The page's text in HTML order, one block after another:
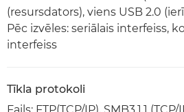
(resursdators), viens USB 2.0
Pēc izvēles: seriālais interfeiss,
interfeiss
Tīkla protokoli